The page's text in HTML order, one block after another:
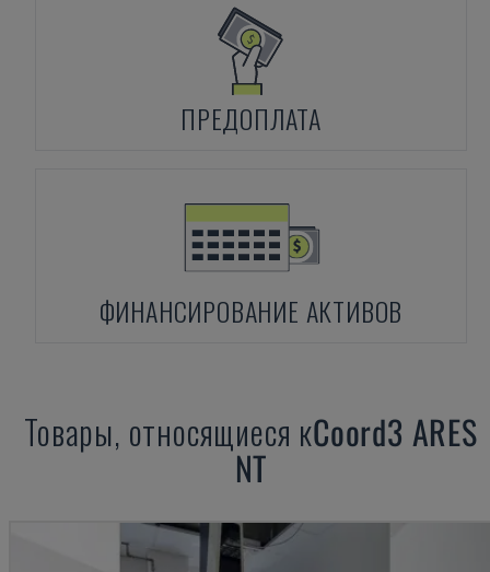
ПРЕДОПЛАТА
ФИНАНСИРОВАНИЕ АКТИВОВ
Товары, относящиеся кCoord3 ARES
NT